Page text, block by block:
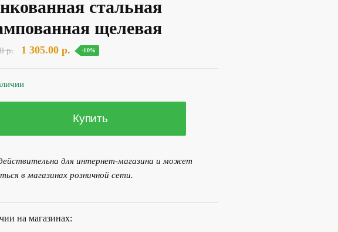
стальная
щелевая
р.
Первоначальная
составляла
1
1 305.00 р.Текущая
305.00 р..
-10%
Купить
для интернет-магазина и может
в магазинах розничной сети.
на магазинах: